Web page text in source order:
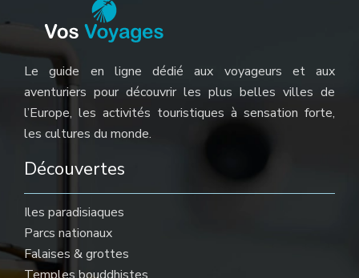
Le guide en ligne dédié aux voyageurs et aux
aventuriers pour découvrir les plus belles villes de
l’Europe, les activités touristiques à sensation forte,
les cultures du monde.
Découvertes
Iles paradisiaques
Parcs nationaux
Falaises & grottes